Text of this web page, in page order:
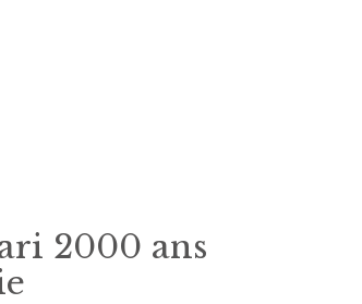
2000 ans